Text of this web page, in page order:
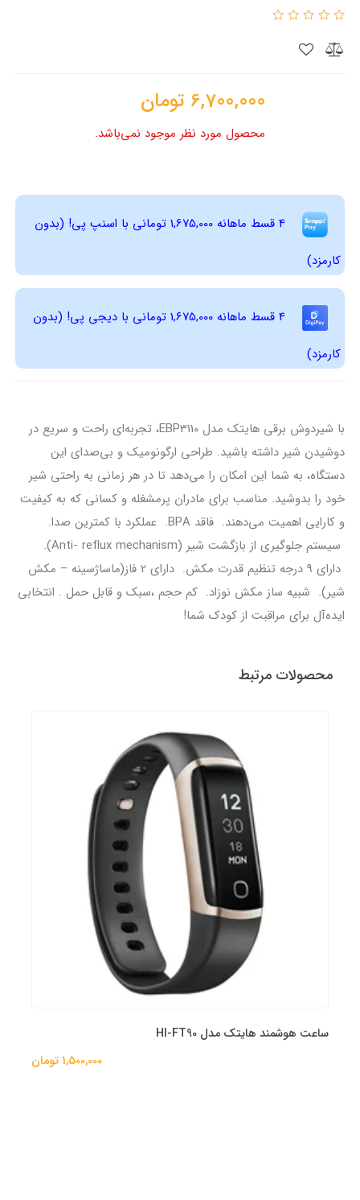
6,700,000 تومان
محصول مورد نظر موجود نمی‌باشد.
4 قسط ماهانه 1,675,000 تومانی با اسنپ ‌پی! (بدون
کارمزد)
4 قسط ماهانه 1,675,000 تومانی با دیجی ‌پی! (بدون
کارمزد)
با شیردوش برقی هایتک مدل EBP3110، تجربه‌ای راحت و سریع در
دوشیدن شیر داشته باشید. طراحی ارگونومیک و بی‌صدای این
دستگاه، به شما این امکان را می‌دهد تا در هر زمانی به راحتی شیر
خود را بدوشید. مناسب برای مادران پرمشغله و کسانی که به کیفیت
و کارایی اهمیت می‌دهند. فاقد BPA. عملکرد با کمترین صدا.
سيستم جلوگیری از بازگشت شیر (Anti- reflux mechanism).
دارای 9 درجه تنظیم قدرت مکش. دارای 2 فاز(ماساژسینه – مکش
شیر). شبیه ساز مکش نوزاد. کم حجم ،سبک و قابل حمل . انتخابی
ایده‌آل برای مراقبت از کودک شما!
محصولات مرتبط
ساعت هوشمند هایتک مدل HI-FT90
1,500,000 تومان